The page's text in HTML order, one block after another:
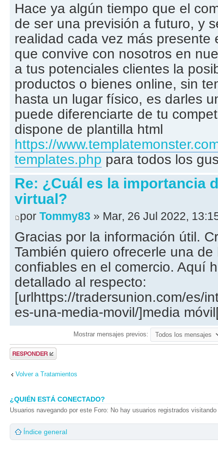
Hace ya algún tiempo que el
de ser una previsión a futuro, y
realidad cada vez más presente
que convive con nosotros en
a tus potenciales clientes la
productos o bienes online, sin
hasta un lugar físico, es darles
puede diferenciarte de tu
dispone de plantilla html
https://
templates.php para todos los
Re: ¿Cuál es la importancia
virtual?
por Tommy83 » Mar, 26 Jul 2022,
Gracias por la información útil.
También quiero ofrecerle una
confiables en el comercio. Aquí
detallado al respecto:
[urlhttps://tradersunion.com/es/
es-una-media-movil/]media
Mostrar mensajes previos:
Publicar una
respuesta
Volver a Tratamientos
¿QUIÉN ESTÁ CONECTADO?
Usuarios navegando por este Foro: No hay usuarios registrados
Índice general